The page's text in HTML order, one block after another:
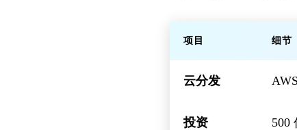
项目 细节
云分发
投资 500